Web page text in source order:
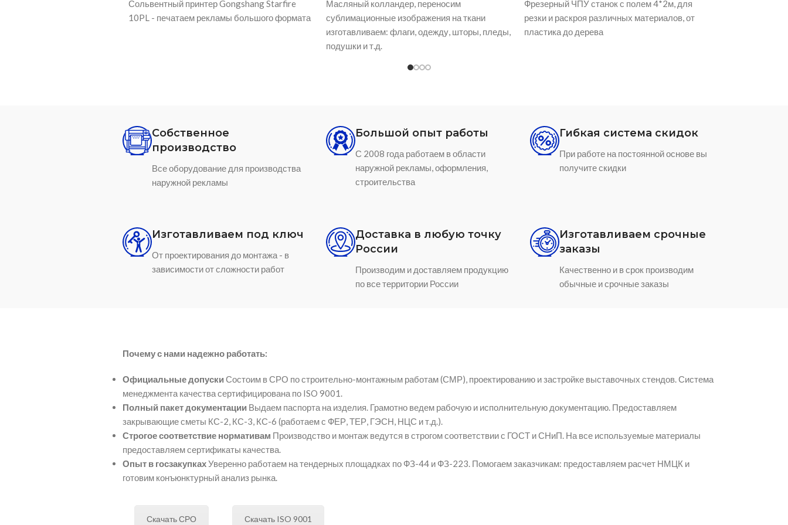
Ультрафиолетовый маркер - лазер для
высококачественной гравировки: стекло,
Оптоволоконный маркер 30W - лазер для
высококачественной гравировки различный
видов металлов
Принтер печатающий сублимационными
чернилами для дальнейшего переноса на
сувенирную продукцию и ткани
Собственное
производство
Все оборудование для производства
наружной рекламы
Большой опыт работы
С 2008 года работаем в области
наружной рекламы, оформления,
строительства
Гибкая система скидок
При работе на постоянной основе вы
получите скидки
Изготавливаем под ключ
От проектирования до монтажа - в
зависимости от сложности работ
Доставка в любую точку
России
Производим и доставляем продукцию
по все территории России
Изготавливаем срочные
заказы
Качественно и в срок производим
обычные и срочные заказы
Почему с нами надежно работать:
Официальные допускиСостоим в СРО по строительно-монтажным работам (СМР), проектированию и застройке выставочных стендов. Система
менеджмента качества сертифицирована по ISO 9001.
Полный пакет документацииВыдаем паспорта на изделия. Грамотно ведем рабочую и исполнительную документацию. Предоставляем
закрывающие сметы КС-2, КС-3, КС-6 (работаем с ФЕР, ТЕР, ГЭСН, НЦС и т.д.).
Строгое соответствие нормативам Производство и монтаж ведутся в строгом соответствии с ГОСТ и СНиП. На все используемые материалы
предоставляем сертификаты качества.
Опыт в госзакупкахУверенно работаем на тендерных площадках по ФЗ-44 и ФЗ-223. Помогаем заказчикам: предоставляем расчет НМЦК и
готовим конъюнктурный анализ рынка.
Скачать СРО Скачать ISO 9001